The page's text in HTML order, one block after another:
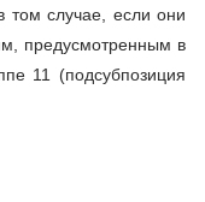
том случае, если они
предусмотренным в
11 (подсубпозиция